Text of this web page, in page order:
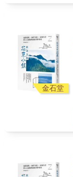
金石堂